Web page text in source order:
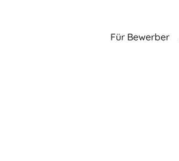
Für Bewerber